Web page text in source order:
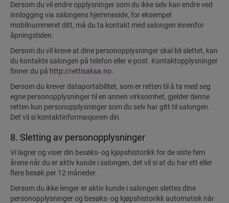
Dersom du vil endre opplysninger som du ikke selv kan endre ved
innlogging via salongens hjemmeside, for eksempel
mobilnummeret ditt, må du ta kontakt med salongen innenfor
åpningstiden.
Dersom du vil kreve at dine personopplysninger skal bli slettet, kan
du kontakte salongen på telefon eller e-post. Kontaktopplysninger
finner du på http://rettisaksa.no.
Dersom du krever dataportabilitet, som er retten til å ta med seg
egne personopplysninger til en annen virksomhet, gjelder denne
retten kun personopplysninger som du selv har gitt til salongen.
Det vil si kontaktinformasjonen din.
8. Sletting av personopplysninger
Vi lagrer og viser din besøks- og kjøpshistorikk for de siste fem
årene når du er aktiv kunde i salongen, det vil si at du har ett eller
flere besøk per 12 måneder.
Dersom du ikke lenger er aktiv kunde i salongen slettes dine
personopplysninger og besøks- og kjøpshistorikk automatisk når